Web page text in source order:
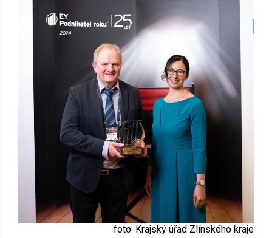
foto: Krajský úřad Zlínského kraje